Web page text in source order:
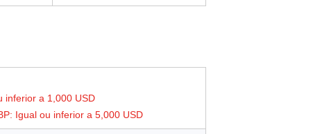
inferior a 1,000 USD
Igual ou inferior a 5,000 USD